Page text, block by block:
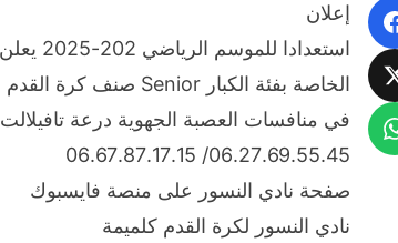
Facebook
X
WhatsApp
إعلان
في منافسات العصبة الجهوية درعة تافيلالت
06.27.69.55.45/ 06.67.87.17.15
صفحة نادي النسور على منصة فايسبوك
نادي النسور لكرة القدم كلميمة